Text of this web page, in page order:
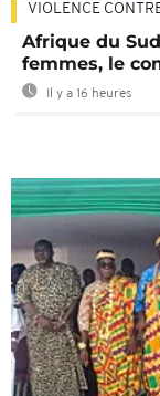
VIOLENCE
Afrique du
femmes, le
Il y a 16 heures